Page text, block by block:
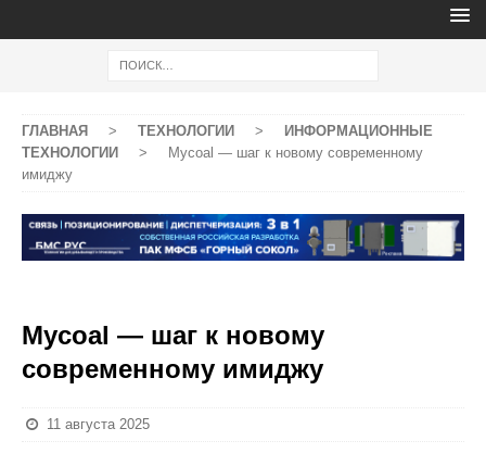
ГЛАВНАЯ > ТЕХНОЛОГИИ >
ИНФОРМАЦИОННЫЕ
ТЕХНОЛОГИИ
>
Mycoal — шаг к новому современному
имиджу
Mycoal — шаг к новому
современному имиджу
11 августа 2025